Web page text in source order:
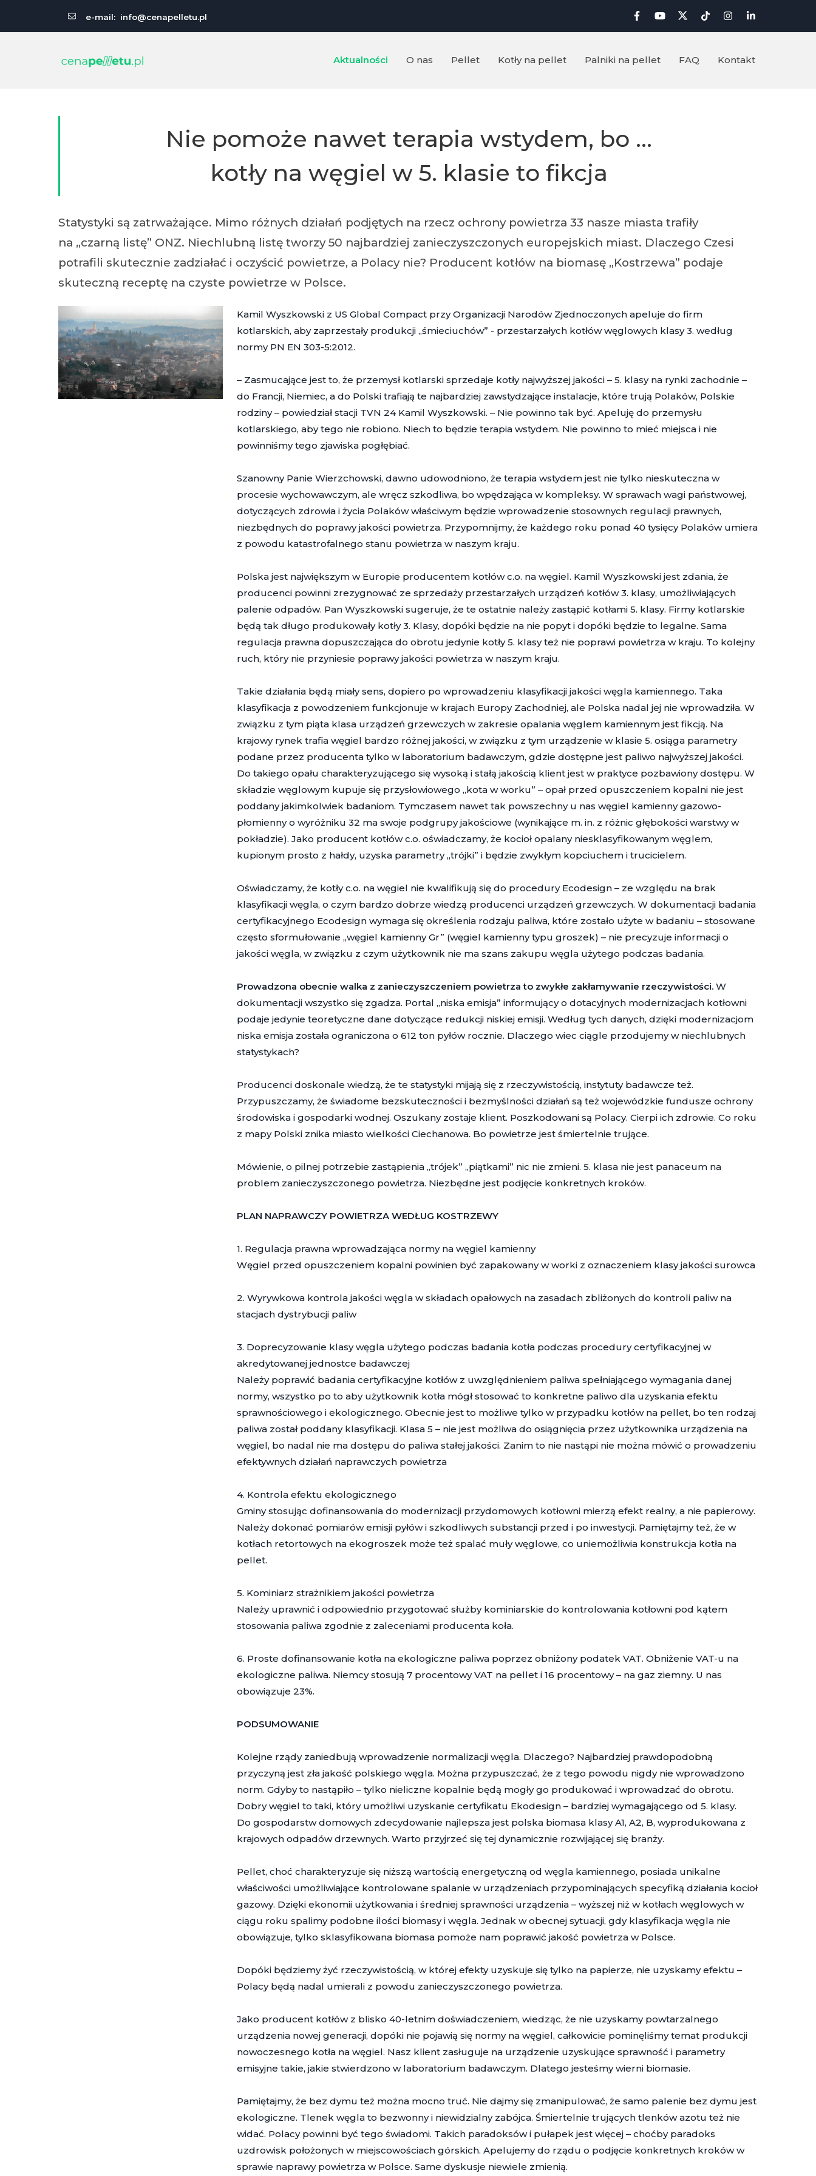
e-mail: info@cenapelletu.pl
Aktualności O nas Pellet Kotły na pellet Palniki na pellet FAQ Kontakt
Nie pomoże nawet terapia wstydem, bo ...
kotły na węgiel w 5. klasie to fikcja
Statystyki są zatrważające. Mimo różnych działań podjętych na rzecz ochrony powietrza 33 nasze miasta trafiły
na „czarną listę” ONZ. Niechlubną listę tworzy 50 najbardziej zanieczyszczonych europejskich miast. Dlaczego Czesi
potrafili skutecznie zadziałać i oczyścić powietrze, a Polacy nie? Producent kotłów na biomasę „Kostrzewa” podaje
skuteczną receptę na czyste powietrze w Polsce.
Kamil Wyszkowski z US Global Compact przy Organizacji Narodów Zjednoczonych apeluje do firm
kotlarskich, aby zaprzestały produkcji „śmieciuchów” - przestarzałych kotłów węglowych klasy 3. według
normy PN EN 303-5:2012.
– Zasmucające jest to, że przemysł kotlarski sprzedaje kotły najwyższej jakości – 5. klasy na rynki zachodnie –
do Francji, Niemiec, a do Polski trafiają te najbardziej zawstydzające instalacje, które trują Polaków, Polskie
rodziny – powiedział stacji TVN 24 Kamil Wyszkowski. – Nie powinno tak być. Apeluję do przemysłu
kotlarskiego, aby tego nie robiono. Niech to będzie terapia wstydem. Nie powinno to mieć miejsca i nie
powinniśmy tego zjawiska pogłębiać.
Szanowny Panie Wierzchowski, dawno udowodniono, że terapia wstydem jest nie tylko nieskuteczna w
procesie wychowawczym, ale wręcz szkodliwa, bo wpędzająca w kompleksy. W sprawach wagi państwowej,
dotyczących zdrowia i życia Polaków właściwym będzie wprowadzenie stosownych regulacji prawnych,
niezbędnych do poprawy jakości powietrza. Przypomnijmy, że każdego roku ponad 40 tysięcy Polaków umiera
z powodu katastrofalnego stanu powietrza w naszym kraju.
Polska jest największym w Europie producentem kotłów c.o. na węgiel. Kamil Wyszkowski jest zdania, że
producenci powinni zrezygnować ze sprzedaży przestarzałych urządzeń kotłów 3. klasy, umożliwiających
palenie odpadów. Pan Wyszkowski sugeruje, że te ostatnie należy zastąpić kotłami 5. klasy. Firmy kotlarskie
będą tak długo produkowały kotły 3. Klasy, dopóki będzie na nie popyt i dopóki będzie to legalne. Sama
regulacja prawna dopuszczająca do obrotu jedynie kotły 5. klasy też nie poprawi powietrza w kraju. To kolejny
ruch, który nie przyniesie poprawy jakości powietrza w naszym kraju.
Takie działania będą miały sens, dopiero po wprowadzeniu klasyfikacji jakości węgla kamiennego. Taka
klasyfikacja z powodzeniem funkcjonuje w krajach Europy Zachodniej, ale Polska nadal jej nie wprowadziła. W
związku z tym piąta klasa urządzeń grzewczych w zakresie opalania węglem kamiennym jest fikcją. Na
krajowy rynek trafia węgiel bardzo różnej jakości, w związku z tym urządzenie w klasie 5. osiąga parametry
podane przez producenta tylko w laboratorium badawczym, gdzie dostępne jest paliwo najwyższej jakości.
Do takiego opału charakteryzującego się wysoką i stałą jakością klient jest w praktyce pozbawiony dostępu. W
składzie węglowym kupuje się przysłowiowego „kota w worku” – opał przed opuszczeniem kopalni nie jest
poddany jakimkolwiek badaniom. Tymczasem nawet tak powszechny u nas węgiel kamienny gazowo-
płomienny o wyróżniku 32 ma swoje podgrupy jakościowe (wynikające m. in. z różnic głębokości warstwy w
pokładzie). Jako producent kotłów c.o. oświadczamy, że kocioł opalany niesklasyfikowanym węglem,
kupionym prosto z hałdy, uzyska parametry „trójki” i będzie zwykłym kopciuchem i trucicielem.
Oświadczamy, że kotły c.o. na węgiel nie kwalifikują się do procedury Ecodesign – ze względu na brak
klasyfikacji węgla, o czym bardzo dobrze wiedzą producenci urządzeń grzewczych. W dokumentacji badania
certyfikacyjnego Ecodesign wymaga się określenia rodzaju paliwa, które zostało użyte w badaniu – stosowane
często sformułowanie „węgiel kamienny Gr” (węgiel kamienny typu groszek) – nie precyzuje informacji o
jakości węgla, w związku z czym użytkownik nie ma szans zakupu węgla użytego podczas badania.
Prowadzona obecnie walka z zanieczyszczeniem powietrza to zwykłe zakłamywanie rzeczywistości.W
dokumentacji wszystko się zgadza. Portal „niska emisja” informujący o dotacyjnych modernizacjach kotłowni
podaje jedynie teoretyczne dane dotyczące redukcji niskiej emisji. Według tych danych, dzięki modernizacjom
niska emisja została ograniczona o 612 ton pyłów rocznie. Dlaczego wiec ciągle przodujemy w niechlubnych
statystykach?
Producenci doskonale wiedzą, że te statystyki mijają się z rzeczywistością, instytuty badawcze też.
Przypuszczamy, że świadome bezskuteczności i bezmyślności działań są też wojewódzkie fundusze ochrony
środowiska i gospodarki wodnej. Oszukany zostaje klient. Poszkodowani są Polacy. Cierpi ich zdrowie. Co roku
z mapy Polski znika miasto wielkości Ciechanowa. Bo powietrze jest śmiertelnie trujące.
Mówienie, o pilnej potrzebie zastąpienia „trójek” „piątkami” nic nie zmieni. 5. klasa nie jest panaceum na
problem zanieczyszczonego powietrza. Niezbędne jest podjęcie konkretnych kroków.
PLAN NAPRAWCZY POWIETRZA WEDŁUG KOSTRZEWY
1. Regulacja prawna wprowadzająca normy na węgiel kamienny
Węgiel przed opuszczeniem kopalni powinien być zapakowany w worki z oznaczeniem klasy jakości surowca
2. Wyrywkowa kontrola jakości węgla w składach opałowych na zasadach zbliżonych do kontroli paliw na
stacjach dystrybucji paliw
3. Doprecyzowanie klasy węgla użytego podczas badania kotła podczas procedury certyfikacyjnej w
akredytowanej jednostce badawczej
Należy poprawić badania certyfikacyjne kotłów z uwzględnieniem paliwa spełniającego wymagania danej
normy, wszystko po to aby użytkownik kotła mógł stosować to konkretne paliwo dla uzyskania efektu
sprawnościowego i ekologicznego. Obecnie jest to możliwe tylko w przypadku kotłów na pellet, bo ten rodzaj
paliwa został poddany klasyfikacji. Klasa 5 – nie jest możliwa do osiągnięcia przez użytkownika urządzenia na
węgiel, bo nadal nie ma dostępu do paliwa stałej jakości. Zanim to nie nastąpi nie można mówić o prowadzeniu
efektywnych działań naprawczych powietrza
4. Kontrola efektu ekologicznego
Gminy stosując dofinansowania do modernizacji przydomowych kotłowni mierzą efekt realny, a nie papierowy.
Należy dokonać pomiarów emisji pyłów i szkodliwych substancji przed i po inwestycji. Pamiętajmy też, że w
kotłach retortowych na ekogroszek może też spalać muły węglowe, co uniemożliwia konstrukcja kotła na
pellet.
5. Kominiarz strażnikiem jakości powietrza
Należy uprawnić i odpowiednio przygotować służby kominiarskie do kontrolowania kotłowni pod kątem
stosowania paliwa zgodnie z zaleceniami producenta koła.
6. Proste dofinansowanie kotła na ekologiczne paliwa poprzez obniżony podatek VAT. Obniżenie VAT-u na
ekologiczne paliwa. Niemcy stosują 7 procentowy VAT na pellet i 16 procentowy – na gaz ziemny. U nas
obowiązuje 23%.
PODSUMOWANIE
Kolejne rządy zaniedbują wprowadzenie normalizacji węgla. Dlaczego? Najbardziej prawdopodobną
przyczyną jest zła jakość polskiego węgla. Można przypuszczać, że z tego powodu nigdy nie wprowadzono
norm. Gdyby to nastąpiło – tylko nieliczne kopalnie będą mogły go produkować i wprowadzać do obrotu.
Dobry węgiel to taki, który umożliwi uzyskanie certyfikatu Ekodesign – bardziej wymagającego od 5. klasy.
Do gospodarstw domowych zdecydowanie najlepsza jest polska biomasa klasy A1, A2, B, wyprodukowana z
krajowych odpadów drzewnych. Warto przyjrzeć się tej dynamicznie rozwijającej się branży.
Pellet, choć charakteryzuje się niższą wartością energetyczną od węgla kamiennego, posiada unikalne
właściwości umożliwiające kontrolowane spalanie w urządzeniach przypominających specyfiką działania kocioł
gazowy. Dzięki ekonomii użytkowania i średniej sprawności urządzenia – wyższej niż w kotłach węglowych w
ciągu roku spalimy podobne ilości biomasy i węgla. Jednak w obecnej sytuacji, gdy klasyfikacja węgla nie
obowiązuje, tylko sklasyfikowana biomasa pomoże nam poprawić jakość powietrza w Polsce.
Dopóki będziemy żyć rzeczywistością, w której efekty uzyskuje się tylko na papierze, nie uzyskamy efektu –
Polacy będą nadal umierali z powodu zanieczyszczonego powietrza.
Jako producent kotłów z blisko 40-letnim doświadczeniem, wiedząc, że nie uzyskamy powtarzalnego
urządzenia nowej generacji, dopóki nie pojawią się normy na węgiel, całkowicie pominęliśmy temat produkcji
nowoczesnego kotła na węgiel. Nasz klient zasługuje na urządzenie uzyskujące sprawność i parametry
emisyjne takie, jakie stwierdzono w laboratorium badawczym. Dlatego jesteśmy wierni biomasie.
Pamiętajmy, że bez dymu też można mocno truć. Nie dajmy się zmanipulować, że samo palenie bez dymu jest
ekologiczne. Tlenek węgla to bezwonny i niewidzialny zabójca. Śmiertelnie trujących tlenków azotu też nie
widać. Polacy powinni być tego świadomi. Takich paradoksów i pułapek jest więcej – choćby paradoks
uzdrowisk położonych w miejscowościach górskich. Apelujemy do rządu o podjęcie konkretnych kroków w
sprawie naprawy powietrza w Polsce. Same dyskusje niewiele zmienią.